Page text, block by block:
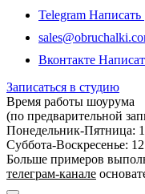
Telegram Написать
Вконтакте
Записаться в студию
Время работы шоурума
(по предварительной
Понедельник-Пятница:
Суббота-Bоcкресенье:
Больше примеров
телеграм-канале